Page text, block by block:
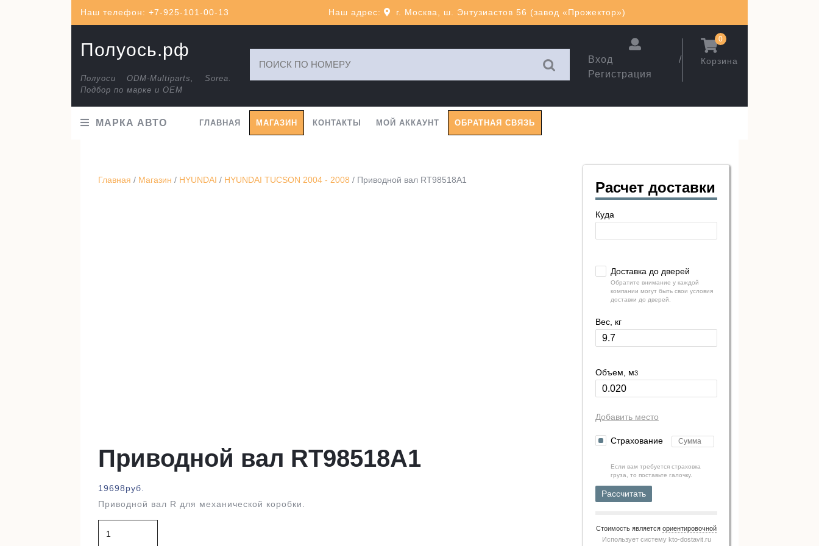
Наш телефон: +7-925-101-00-13 Наш адрес: г. Москва, ш. Энтузиастов 56 (завод «Прожектор»)
Полуось.рф
Полуоси ODM-Multiparts, Sorea.
Подбор по марке и ОЕМ
Вход /
Регистрация
Корзина
0
МАРКА АВТО ГЛАВНАЯ МАГАЗИН КОНТАКТЫ МОЙ АККАУНТ ОБРАТНАЯ СВЯЗЬ
Главная / Магазин / HYUNDAI / HYUNDAI TUCSON 2004 - 2008 / Приводной вал RT98518A1
Приводной вал RT98518A1
19698руб.
Приводной вал R для механической коробки.
товара
Расчет доставки
Куда
Доставка до дверей
Обратите внимание у каждой
компании могут быть свои условия
доставки до дверей.
Вес, кг
Объем, м3
Добавить место
Страхование
Если вам требуется страховка
груза, то поставьте галочку.
Рассчитать
Стоимость является ориентировочной
Использует систему kto-dostavit.ru